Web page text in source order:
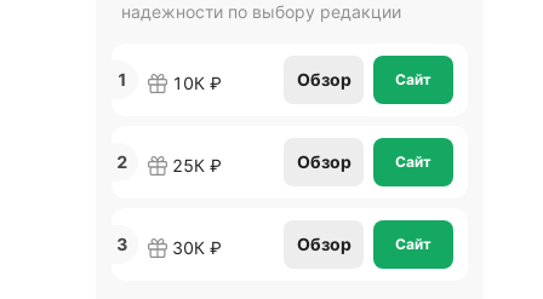
надежности по выбору редакции
1 10К ₽ Обзор Сайт
2 25К ₽ Обзор Сайт
3 30К ₽ Обзор Сайт